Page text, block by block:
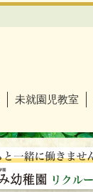
未就園児教室